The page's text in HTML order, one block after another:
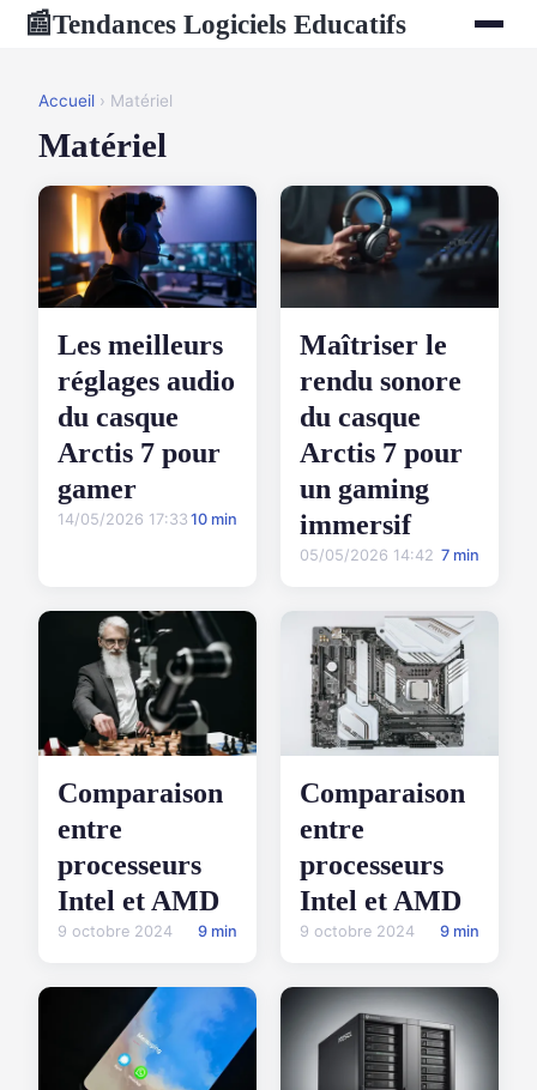
📰Tendances Logiciels Educatifs
Accueil › Matériel
Matériel
Les meilleurs
réglages audio
du casque
Arctis 7 pour
gamer
14/05/2026 17:33 10 min
Maîtriser le
rendu sonore
du casque
Arctis 7 pour
un gaming
immersif
05/05/2026 14:42 7 min
Comparaison
entre
processeurs
Intel et AMD
9 octobre 2024 9 min
Comparaison
entre
processeurs
Intel et AMD
9 octobre 2024 9 min